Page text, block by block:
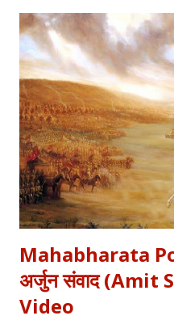
वक्त बदलते देर नहीं लगती। जिस
दिल्लगी भूल जानी पड़ेगी गाकर इश्क़
कलाम हमें 'शुक्र' (Gratitude) का
रचना के हिंदी बोल (Lyrics), उसके
...
Mahabharata
अर्जुन संवाद
Video